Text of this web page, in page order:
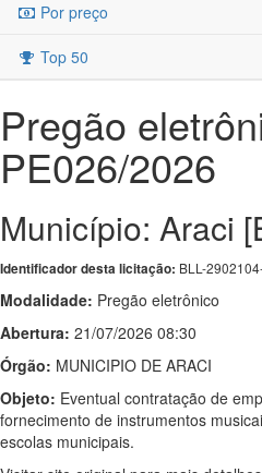
Por preço
Top 50
Pregão
PE026/2026
Município: Araci
Identificador desta licitação: BLL-
Modalidade: Pregão eletrônico
Abertura: 21/07/2026 08:30
Órgão: MUNICIPIO DE ARACI
Objeto: Eventual contratação de
fornecimento de instrumentos
escolas municipais.